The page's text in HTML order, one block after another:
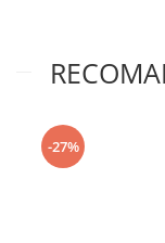
-27%